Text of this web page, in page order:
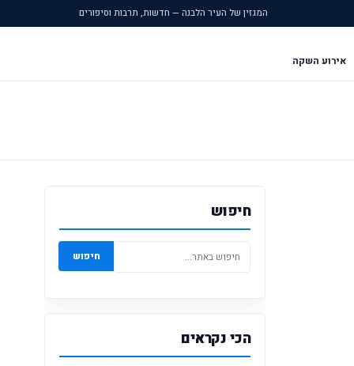
המגזין של העיר הלבנה — חדשות, תרבות וסיפורים
אירוע השקה
חיפוש
חיפוש
הכי נקראים